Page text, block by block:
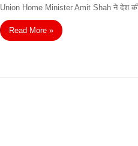
Union Home Minister Amit Shah ने देश
Read More »